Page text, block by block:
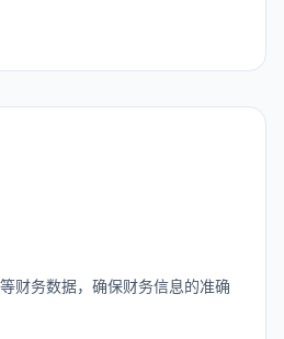
财务数据，确保财务信息的准确